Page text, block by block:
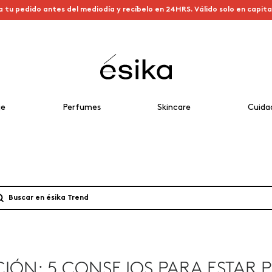
tu pedido antes del mediodía y recíbelo en 24HRS. Válido solo en
Perfumes Skincare